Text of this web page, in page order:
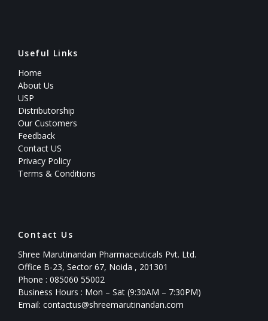
Useful Links
Home
About Us
USP
Distributorship
Our Customers
Feedback
Contact US
Privacy Policy
Terms & Conditions
Contact Us
Shree Marutinandan Pharmaceuticals Pvt. Ltd.
Office B-23, Sector 67, Noida , 201301
Phone : 085060 55002
Business Hours : Mon – Sat (9:30AM – 7:30PM)
Email: contactus@shreemarutinandan.com